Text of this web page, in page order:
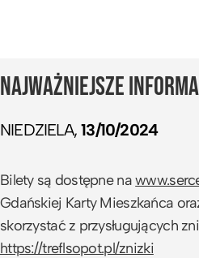
NAJWAŻNIEJSZE
NIEDZIELA, 13/10/2024
Bilety są dostępne na
Gdańskiej Karty Mieszkańca
skorzystać z przysługujących
https://treflsopot.pl/znizki